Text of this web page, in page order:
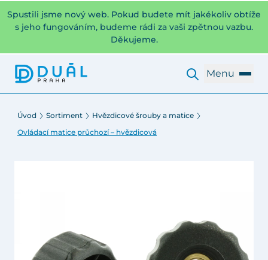
Spustili jsme nový web. Pokud budete mít jakékoliv obtíže
s jeho fungováním, budeme rádi za vaši zpětnou vazbu.
Děkujeme.
Menu
Úvod Sortiment
Hvězdicové šrouby a matice
Ovládací matice průchozí – hvězdicová